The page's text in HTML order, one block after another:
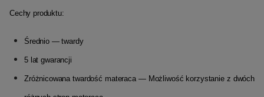
Cechy produktu:
Średnio — twardy
5 lat gwarancji
Zróżnicowana twardość materaca — Możliwość korzystanie z dwóch